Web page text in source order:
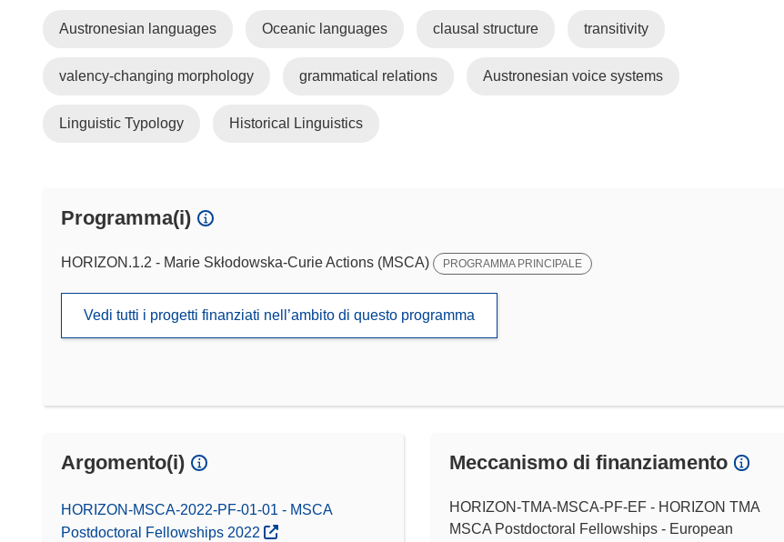
Austronesian languages Oceanic languages clausal structure transitivity
valency-changing morphology grammatical relations Austronesian voice systems
Linguistic Typology Historical Linguistics
Programma(i)
HORIZON.1.2 - Marie Skłodowska-Curie Actions (MSCA) PROGRAMMA PRINCIPALE
Vedi tutti i progetti finanziati nell’ambito di questo programma
Argomento(i)
HORIZON-MSCA-2022-PF-01-01 - MSCA
Postdoctoral Fellowships 2022
Meccanismo di finanziamento
HORIZON-TMA-MSCA-PF-EF - HORIZON TMA
MSCA Postdoctoral Fellowships - European